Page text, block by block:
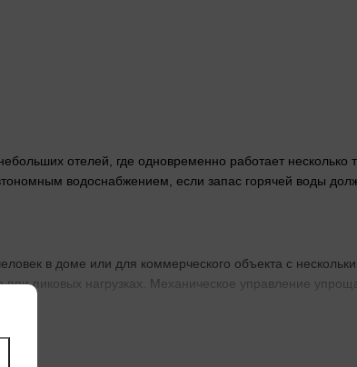
отелей, где одновременно работает несколько
водоснабжением, если запас горячей воды
в доме или для коммерческого объекта с
пиковых нагрузках. Механическое управление